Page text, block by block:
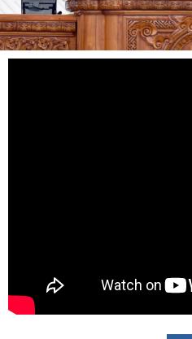
Дэлхий
Энтертайнмэнт